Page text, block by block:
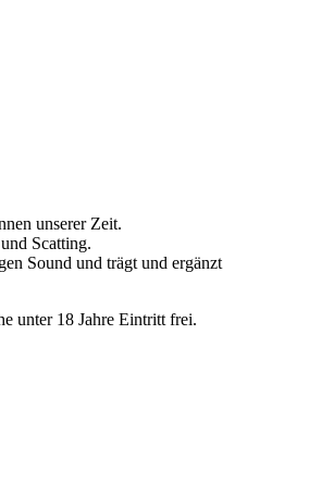
unserer Zeit.
Scatting.
Sound und trägt und ergänzt
unter 18 Jahre Eintritt frei.